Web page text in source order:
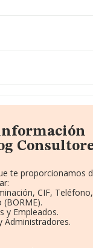
te proporcionamos
CIF,
y Empleados.
Administradores.